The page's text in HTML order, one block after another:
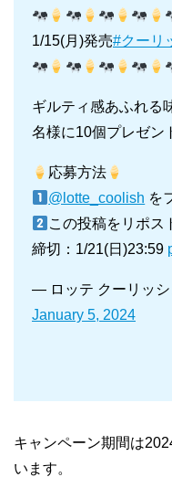
1/15(月)発売#クーリ
ギルティ感あふれる
名様に10個プレゼン
応募方法
@lotte_coolish を
この投稿をリポス
締切：1/21(日)23:59
— ロッテ クーリッ
January 5, 2024
キャンペーン期間は
います。